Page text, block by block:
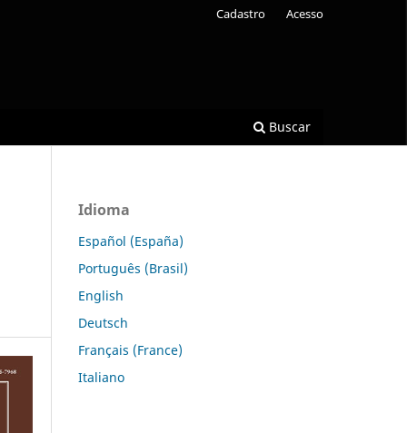
Buscar
Cadastro Acesso
Idioma
Español (España)
Português (Brasil)
English
Deutsch
Français (France)
Italiano